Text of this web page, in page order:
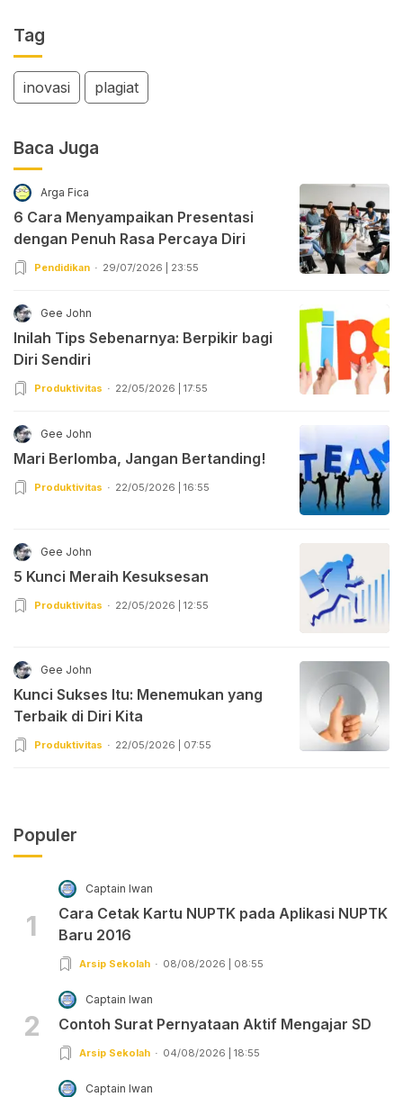
Tag
inovasi plagiat
Baca Juga
Arga Fica
6 Cara Menyampaikan Presentasi
dengan Penuh Rasa Percaya Diri
Pendidikan 29/07/2026 | 23:55
Gee John
Inilah Tips Sebenarnya: Berpikir bagi
Diri Sendiri
Produktivitas 22/05/2026 | 17:55
Gee John
Mari Berlomba, Jangan Bertanding!
Produktivitas 22/05/2026 | 16:55
Gee John
5 Kunci Meraih Kesuksesan
Produktivitas 22/05/2026 | 12:55
Gee John
Kunci Sukses Itu: Menemukan yang
Terbaik di Diri Kita
Produktivitas 22/05/2026 | 07:55
Populer
1
Captain Iwan
Cara Cetak Kartu NUPTK pada Aplikasi NUPTK
Baru 2016
Arsip Sekolah 08/08/2026 | 08:55
2
Captain Iwan
Contoh Surat Pernyataan Aktif Mengajar SD
Arsip Sekolah 04/08/2026 | 18:55
Captain Iwan